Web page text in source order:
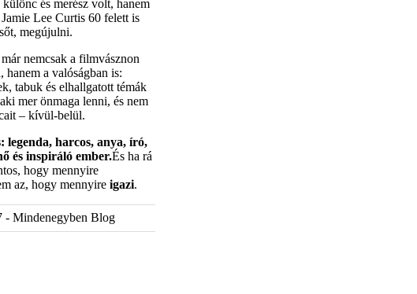
különc és merész volt, hanem
Lee Curtis 60 felett is
megújulni.
nemcsak a filmvásznon
hanem a valóságban is:
tabuk és elhallgatott témák
mer önmaga lenni, és nem
– kívül-belül.
legenda, harcos, anya, író,
és inspiráló ember.És ha rá
hogy mennyire
az, hogy mennyire igazi.
- Mindenegyben Blog